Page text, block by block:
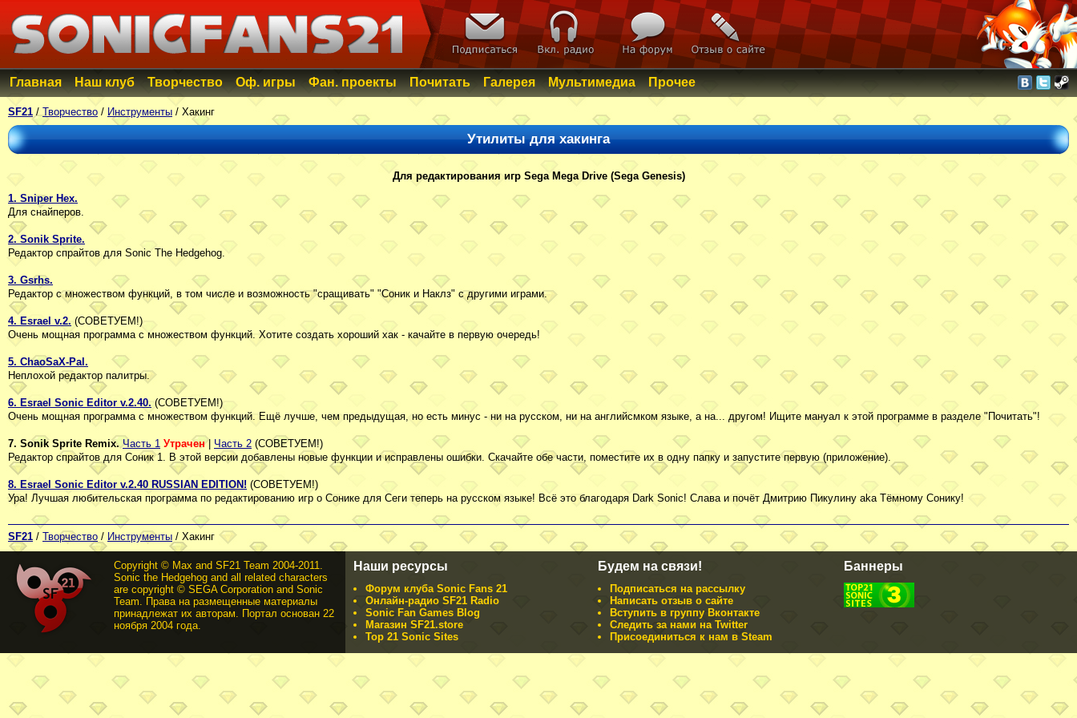
Главная Наш клуб Творчество Оф. игры Фан. проекты Почитать Галерея Мультимедиа Прочее
SF21 /Творчество / Инструменты / Хакинг
Утилиты для хакинга
Для редактирования игр Sega Mega Drive (Sega Genesis)
1. Sniper Hex.
Для снайперов.
2. Sonik Sprite.
Редактор спрайтов для Sonic The Hedgehog.
3. Gsrhs.
Редактор с множеством функций, в том числе и возможность "сращивать" "Соник и Наклз" с другими играми.
4. Esrael v.2. (СОВЕТУЕМ!)
Очень мощная программа с множеством функций. Хотите создать хороший хак - качайте в первую очередь!
5. ChaoSaX-Pal.
Неплохой редактор палитры.
6. Esrael Sonic Editor v.2.40. (СОВЕТУЕМ!)
Очень мощная программа с множеством функций. Ещё лучше, чем предыдущая, но есть минус - ни на русском, ни на английсмком языке, а на... другом! Ищите мануал к этой программе в разделе "Почитать"!
7. Sonik Sprite Remix. Часть 1 Утрачен| Часть 2 (СОВЕТУЕМ!)
Редактор спрайтов для Соник 1. В этой версии добавлены новые функции и исправлены ошибки. Скачайте обе части, поместите их в одну папку и запустите первую (приложение).
8. Esrael Sonic Editor v.2.40 RUSSIAN EDITION! (СОВЕТУЕМ!)
Ура! Лучшая любительская программа по редактированию игр о Сонике для Сеги теперь на русском языке! Всё это благодаря Dark Sonic! Слава и почёт Дмитрию Пикулину aka Тёмному Сонику!
SF21 / Творчество / Инструменты / Хакинг
Copyright © Max and SF21 Team 2004-2011.
Sonic the Hedgehog and all related characters
are copyright © SEGA Corporation and Sonic
Team. Права на размещенные материалы
принадлежат их авторам. Портал основан 22
ноября 2004 года.
Наши ресурсы
Форум клуба Sonic Fans 21
Онлайн-радио SF21 Radio
Sonic Fan Games Blog
Магазин SF21.store
Top 21 Sonic Sites
Будем на связи!
Подписаться на рассылку
Написать отзыв о сайте
Вступить в группу Вконтакте
Следить за нами на Twitter
Присоединиться к нам в Steam
Баннеры